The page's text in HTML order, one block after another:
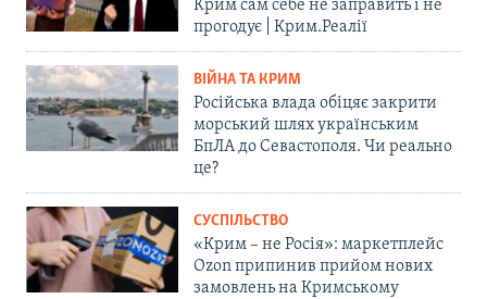
Крим сам себе не заправить і не
прогодує | Крим.Реалії
ВІЙНА ТА КРИМ
Російська влада обіцяє закрити
морський шлях українським
БпЛА до Севастополя. Чи реально
це?
СУСПІЛЬСТВО
«Крим – не Росія»: маркетплейс
Ozon припинив прийом нових
замовлень на Кримському